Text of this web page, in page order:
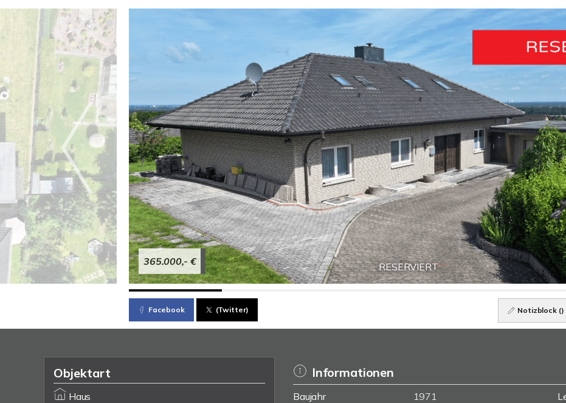
RESERVIERT
365.000,- €
Facebook (Twitter) Notizblock ()
Objektart
Haus
Informationen
Baujahr 1971